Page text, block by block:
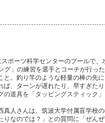
ーツ科学センターのプールで、
」の練習を選手とコーチが行った
。釣り竿のような軽量の棒の先
、ターンが遅れたり、早すぎた
道具を「タッピングスティック
人さんは、筑波大学付属盲学校
なのでは？」との質問に「ぜんぜ